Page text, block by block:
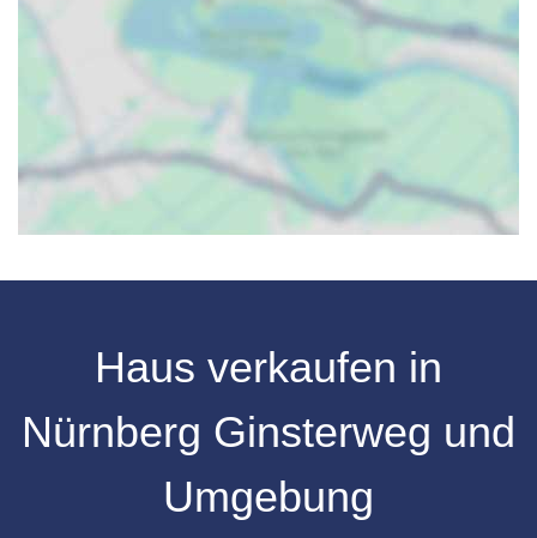
Haus verkaufen in
Nürnberg Ginsterweg und
Umgebung